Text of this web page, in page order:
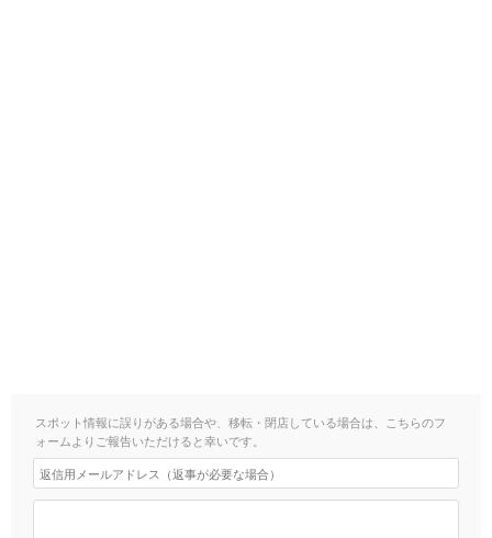
スポット情報に誤りがある場合や、移転・閉店している場合は、こちらのフ
ォームよりご報告いただけると幸いです。